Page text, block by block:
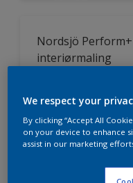
Nordsjö Perform+
interiørmaling
We respect your
By clicking “Accept All
on your device to enhance
assist in our marketing